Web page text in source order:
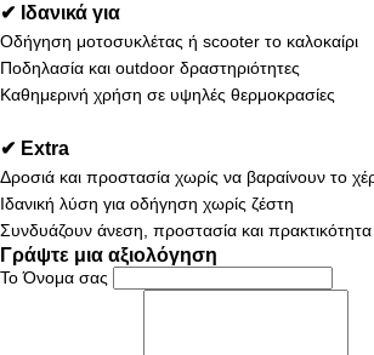
✔ Ιδανικά για
Οδήγηση μοτοσυκλέτας ή scooter το καλοκαίρι
Ποδηλασία και outdoor δραστηριότητες
Καθημερινή χρήση σε υψηλές θερμοκρασίες
✔ Extra
Δροσιά και προστασία χωρίς να βαραίνουν το
Ιδανική λύση για οδήγηση χωρίς ζέστη
Συνδυάζουν άνεση, προστασία και πρακτικότητα
Γράψτε μια αξιολόγηση
Το Όνομα σας